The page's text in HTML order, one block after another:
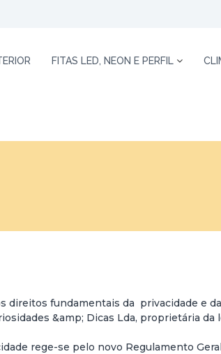
FITAS LED, NEON E PERFIL
direitos fundamentais da privacidade e
&amp; Dicas Lda, proprietária da
rege-se pelo novo Regulamento